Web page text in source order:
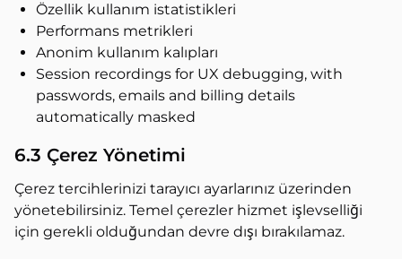
Özellik kullanım istatistikleri
Performans metrikleri
Anonim kullanım kalıpları
Session recordings for UX debugging, with
passwords, emails and billing details
automatically masked
6.3 Çerez Yönetimi
Çerez tercihlerinizi tarayıcı ayarlarınız üzerinden
yönetebilirsiniz. Temel çerezler hizmet işlevselliği
için gerekli olduğundan devre dışı bırakılamaz.